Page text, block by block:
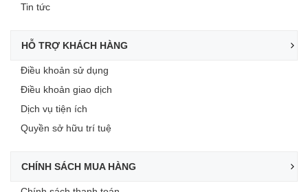
Tin tức
HỖ TRỢ KHÁCH HÀNG
Điều khoản sử dụng
Điều khoản giao dịch
Dịch vụ tiện ích
Quyền sở hữu trí tuệ
CHÍNH SÁCH MUA HÀNG